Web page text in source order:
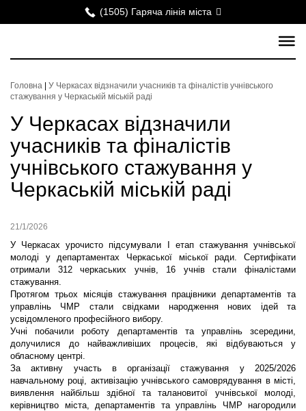
(1505) Гаряча лінія міста
Головна
У Черкасах відзначили учасників та фіналістів учнівського
стажування у Черкаській міській раді
У Черкасах відзначили
учасників та фіналістів
учнівського стажування у
Черкаській міській раді
21/1/2026
У Черкасах урочисто підсумували І етап стажування учнівської
молоді у департаментах Черкаської міської ради. Сертифікати
отримали 312 черкаських учнів, 16 учнів стали фіналістами
стажування.
Протягом трьох місяців стажування працівники департаментів та
управлінь ЧМР стали свідками народження нових ідей та
усвідомленого професійного вибору.
Учні побачили роботу департаментів та управлінь зсередини,
долучилися до найважливіших процесів, які відбуваються у
обласному центрі.
За активну участь в організації стажування у 2025/2026
навчальному році, активізацію учнівського самоврядування в місті,
виявлення найбільш здібної та талановитої учнівської молоді,
керівництво міста, департаментів та управлінь ЧМР нагородили